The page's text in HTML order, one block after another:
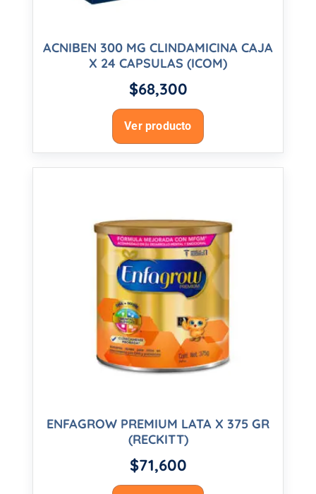
ACNIBEN 300 MG CLINDAMICINA CAJA
X 24 CAPSULAS (ICOM)
$68,300
Ver producto
ENFAGROW PREMIUM LATA X 375 GR
(RECKITT)
$71,600